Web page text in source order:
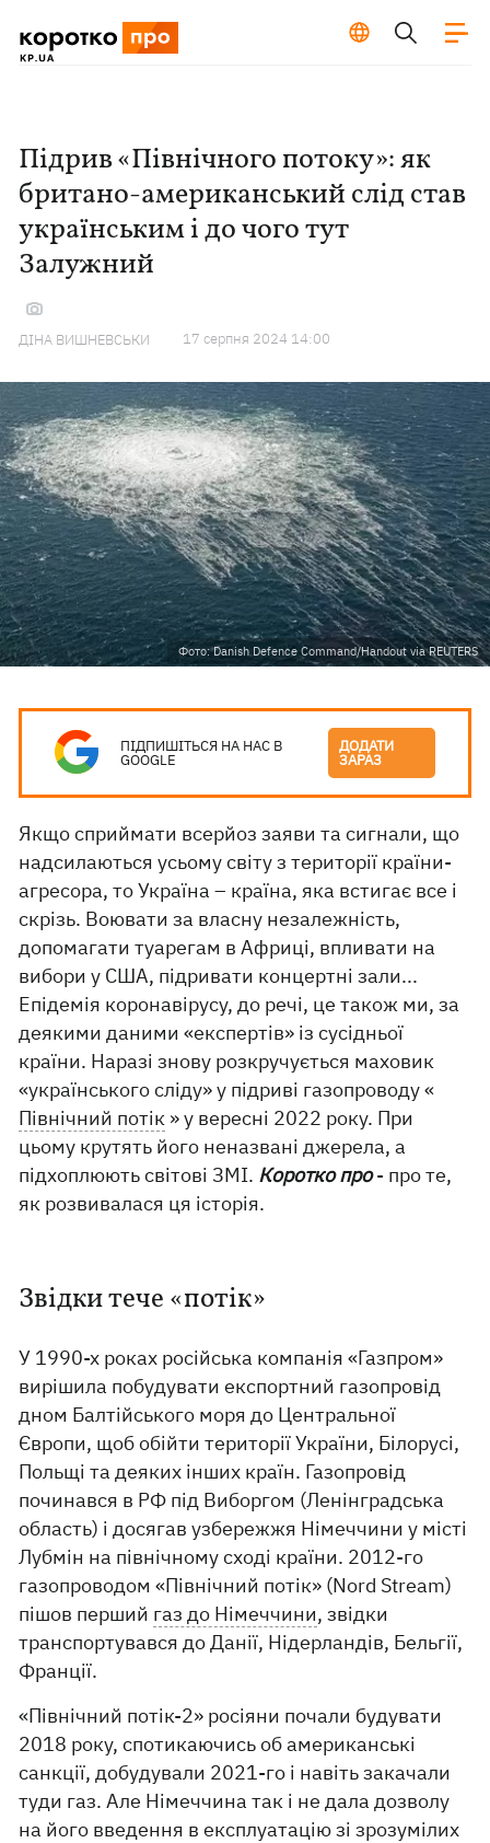
Підрив «Північного потоку»: як
британо-американський слід став
українським і до чого тут
Залужний
ДІНА ВИШНЕВСЬКИ 17 серпня 2024 14:00
Фото: Danish Defence Command/Handout via REUTERS
ПІДПИШІТЬСЯ НА НАС В
GOOGLE
ДОДАТИ
ЗАРАЗ
Якщо сприймати всерйоз заяви та сигнали, що
надсилаються усьому світу з території країни-
агресора, то Україна – країна, яка встигає все і
скрізь. Воювати за власну незалежність,
допомагати туарегам в Африці, впливати на
вибори у США, підривати концертні зали...
Епідемія коронавірусу, до речі, це також ми, за
деякими даними «експертів» із сусідньої
країни. Наразі знову розкручується маховик
«українського сліду» у підриві газопроводу «
Північний потік » у вересні 2022 року. При
цьому крутять його неназвані джерела, а
підхоплюють світові ЗМІ. Коротко про- про те,
як розвивалася ця історія.
Звідки тече «потік»
У 1990-х роках російська компанія «Газпром»
вирішила побудувати експортний газопровід
дном Балтійського моря до Центральної
Європи, щоб обійти території України, Білорусі,
Польщі та деяких інших країн. Газопровід
починався в РФ під Виборгом (Ленінградська
область) і досягав узбережжя Німеччини у місті
Лубмін на північному сході країни. 2012-го
газопроводом «Північний потік» (Nord Stream)
пішов перший газ до Німеччини, звідки
транспортувався до Данії, Нідерландів, Бельгії,
Франції.
«Північний потік-2» росіяни почали будувати
2018 року, спотикаючись об американські
санкції, добудували 2021-го і навіть закачали
туди газ. Але Німеччина так і не дала дозволу
на його введення в експлуатацію зі зрозумілих